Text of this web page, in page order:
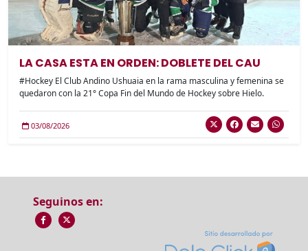
LA CASA ESTA EN ORDEN: DOBLETE DEL CAU
#Hockey El Club Andino Ushuaia en la rama masculina y femenina se
quedaron con la 21° Copa Fin del Mundo de Hockey sobre Hielo.
03/08/2026
Seguinos en: